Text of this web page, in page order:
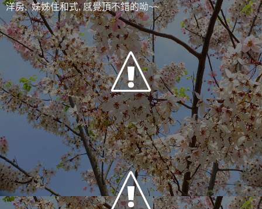
洋房, 姊姊住和式, 感覺頂不錯的呦~~